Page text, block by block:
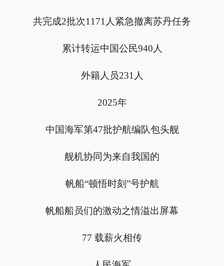
共完成2批次1171人紧急撤离苏丹任务
累计转运中国公民940人
外籍人员231人
2025年
中国海军第47批护航编队包头舰
舰机协同为来自我国的
帆船“顿悟时刻”号护航
帆船船员们的激动之情溢出屏幕
77 载薪火相传